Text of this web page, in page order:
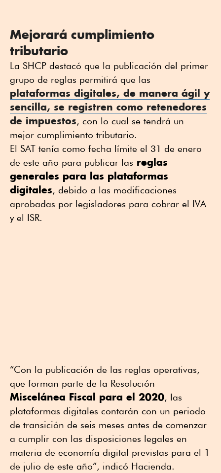
Mejorará cumplimiento
tributario
La SHCP destacó que la publicación del primer
grupo de reglas permitirá que las
plataformas digitales, de manera ágil y
sencilla, se registren como retenedores
de impuestos, con lo cual se tendrá un
mejor cumplimiento tributario.
El SAT tenía como fecha límite el 31 de enero
de este año para publicar las reglas
generales para las plataformas
digitales, debido a las modificaciones
aprobadas por legisladores para cobrar el IVA
y el ISR.
“Con la publicación de las reglas operativas,
que forman parte de la Resolución
Miscelánea Fiscal para el 2020, las
plataformas digitales contarán con un periodo
de transición de seis meses antes de comenzar
a cumplir con las disposiciones legales en
materia de economía digital previstas para el 1
de julio de este año”, indicó Hacienda.